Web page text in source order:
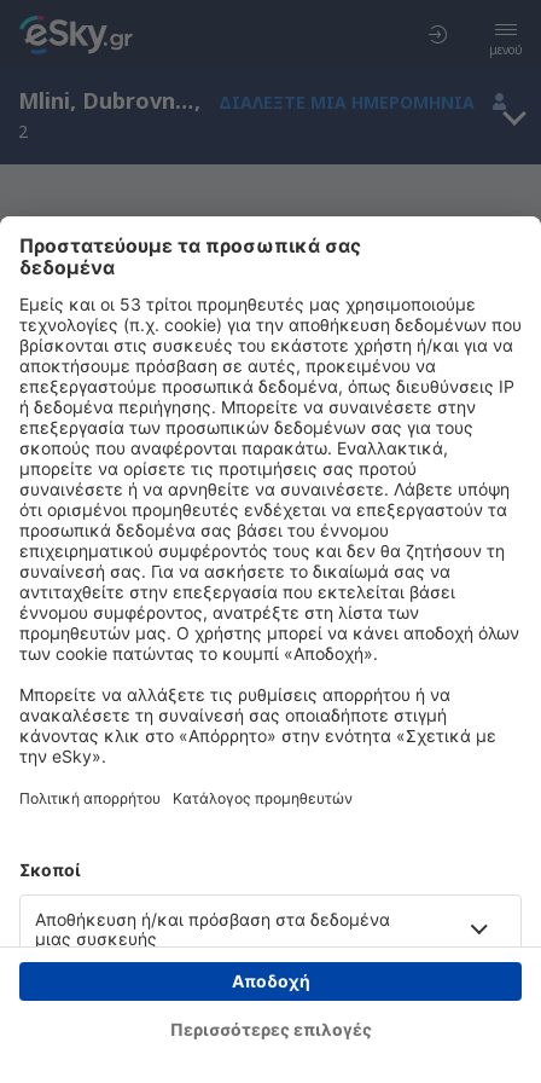
μενού
Mlini, Dubrovnik-Neretva, Κροατία,
ΔΙΑΛΈΞΤΕ ΜΙΑ ΗΜΕΡΟΜΗΝΊΑ
2
Μας συγχωρείτε, δεν υπάρχουν
αποτελέσματα για την αναζήτησή σας
Προσπαθήστε να κάνετε αναζήτηση με διαφορετικά κριτήρια
Copyright © eSky.gr. Με την επιφύλαξη παντός νομίμου δικαιώματος.